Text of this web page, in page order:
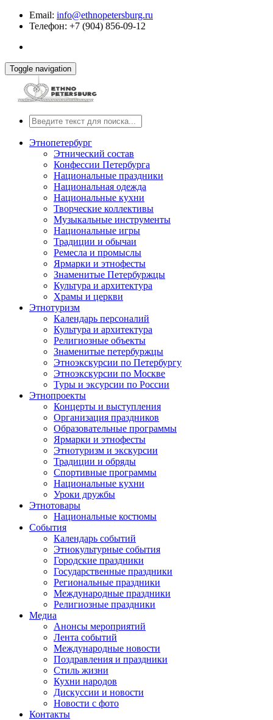
Email: info@ethnopetersburg.ru
Телефон: +7 (904) 856-09-12
Toggle navigation
Этнопетербург
Этнический состав
Конфессии Петербурга
Национальные праздники
Национальная одежда
Национальные кухни
Творческие коллективы
Музыкальные инструменты
Национальные игры
Традиции и обычаи
Ремесла и промыслы
Ярмарки и этнофесты
Знаменитые Петербуржцы
Культура и архитектура
Храмы и церкви
Этнотуризм
Календарь персоналий
Культура и архитектура
Религиозные объекты
Знаменитые петербуржцы
Этноэкскурсии по Петербургу
Этноэкскурсии по Москве
Туры и эксурсии по России
Этнопроекты
Концерты и выступления
Организация праздников
Образовательные программы
Ярмарки и этнофесты
Этнотуризм и экскурсии
Традиции и обряды
Спортивные программы
Национальные кухни
Уроки дружбы
Этнотовары
Национальные костюмы
События
Календарь событий
Этнокультурные события
Городские праздники
Государственные праздники
Региональные праздники
Международные праздники
Религиозные праздники
Медиа
Анонсы мероприятий
Лента событий
Международные новости
Поздравления и праздники
Cтиль жизни
Кухни народов
Дискуссии и новости
Новости с фото
Контакты